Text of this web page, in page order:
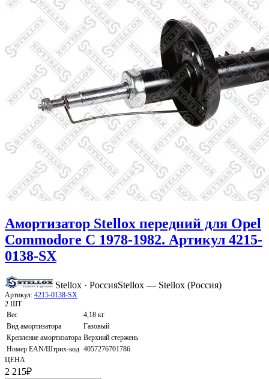
Амортизатор Stellox передний для Opel
Commodore C 1978-1982. Артикул 4215-
0138-SX
Stellox · РоссияStellox — Stellox (Россия)
Артикул: 4215-0138-SX
2 ШТ
Вес
4,18 кг
Вид амортизатора
Газовый
Крепление амортизатора Верхний стержень
Номер EAN/Штрих-код 4057276701786
ЦЕНА
2 215₽